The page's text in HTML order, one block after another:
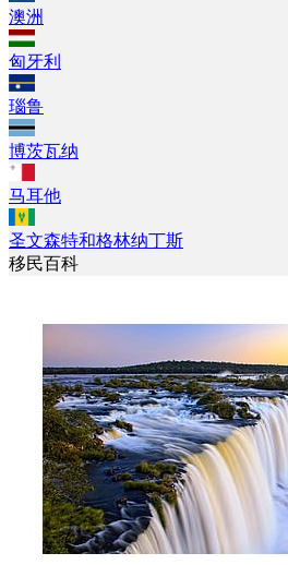
澳洲
匈牙利
瑙鲁
博茨瓦纳
马耳他
圣文森特和格林纳丁斯
移民百科